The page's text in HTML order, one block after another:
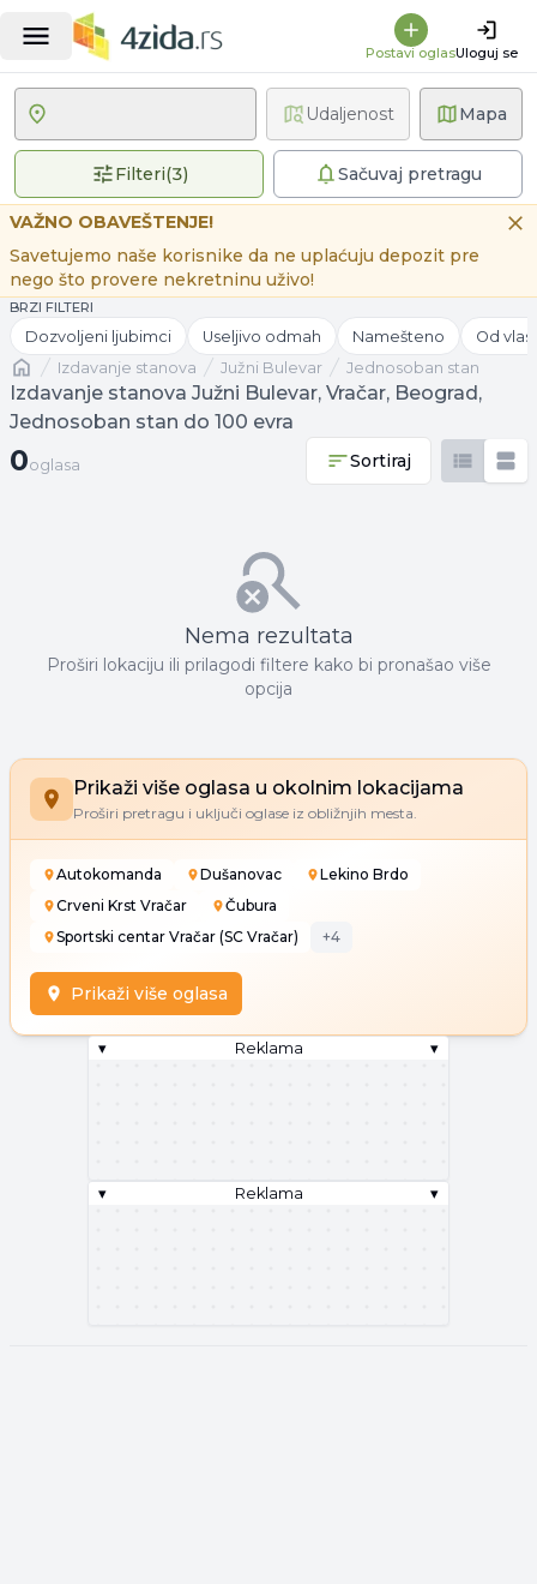
Postavi oglasUloguj se
Mapa
Filteri(3)3 primenjena filteraSačuvaj pretragu
Udaljenost
VAŽNO OBAVEŠTENJE!
Savetujemo naše korisnike da ne uplaćuju depozit pre
nego što provere nekretninu uživo!
BRZI FILTERI
Dozvoljeni ljubimci Useljivo odmah Namešteno Od
Naslovnaizdavanje stanova Južni Bulevar Jednosoban stan
Izdavanje stanova Južni Bulevar, Vračar, Beograd,
Jednosoban stan do 100 evra
0 oglasa
0oglasa Sortiraj
Nema rezultata
Proširi lokaciju ili prilagodi filtere kako bi pronašao više
opcija
Prikaži više oglasa u okolnim lokacijama
Proširi pretragu i uključi oglase iz obližnjih mesta.
Autokomanda Dušanovac
Lekino Brdo
Crveni Krst Vračar
Čubura
Sportski centar Vračar (SC Vračar)
+4
Prikaži više oglasa
▾ Reklama ▾
▾ Reklama ▾